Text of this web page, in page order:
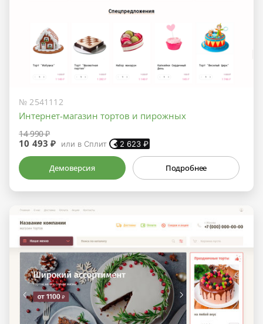
№ 2541112
Интернет-магазин тортов и пирожных
14 990 ₽
10 493 ₽ или в Сплит 2 623₽
Демоверсия Подробнее